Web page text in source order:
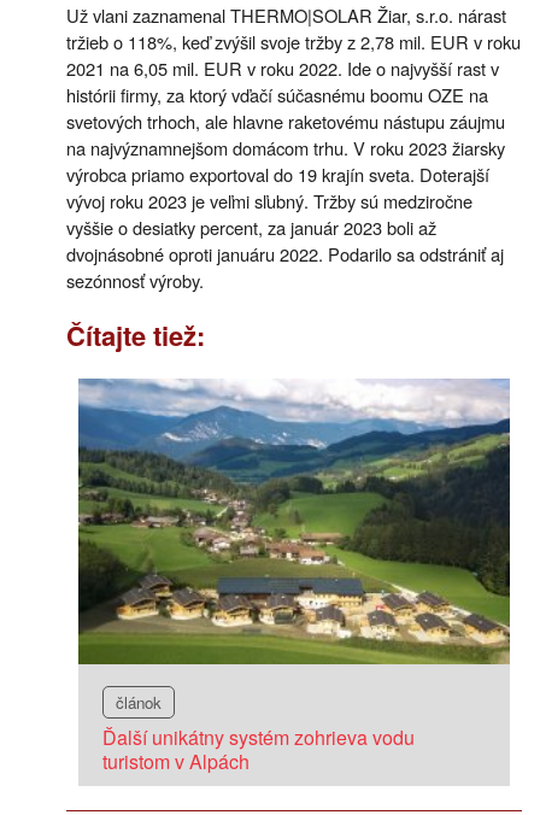
Už vlani zaznamenal THERMO|SOLAR Žiar, s.r.o. nárast
tržieb o 118%, keď zvýšil svoje tržby z 2,78 mil. EUR v roku
2021 na 6,05 mil. EUR v roku 2022. Ide o najvyšší rast v
histórii firmy, za ktorý vďačí súčasnému boomu OZE na
svetových trhoch, ale hlavne raketovému nástupu záujmu
na najvýznamnejšom domácom trhu. V roku 2023 žiarsky
výrobca priamo exportoval do 19 krajín sveta. Doterajší
vývoj roku 2023 je veľmi sľubný. Tržby sú medziročne
vyššie o desiatky percent, za január 2023 boli až
dvojnásobné oproti januáru 2022. Podarilo sa odstrániť aj
sezónnosť výroby.
Čítajte tiež:
článok
Ďalší unikátny systém zohrieva vodu
turistom v Alpách